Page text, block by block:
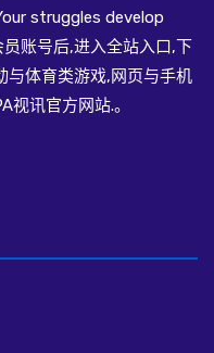
struggles develop
账号后,进入全站入口,下
与体育类游戏,网页与手机
视讯官方网站.。